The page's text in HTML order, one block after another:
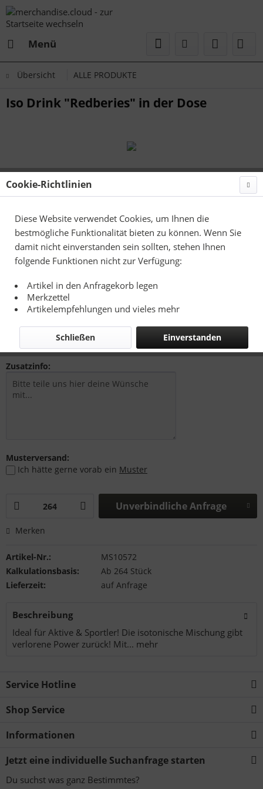
Menü
Übersicht ALLE PRODUKTE
Iso Drink "Redberies" in der Dose
1,09 € *
Richtpreise - Siehe Kalkulationsbasis
Zusatzinfo:
Musterversand:
Ich hätte gerne vorab ein Muster
Unverbindliche Anfrage
Merken
Artikel-Nr.:
MS10572
Kalkulationsbasis:
Ab 264 Stück
Lieferzeit:
auf Anfrage
Beschreibung
Ideal für Aktive & Sportler! Die isotonische Mischung gibt
verlorene Power zurück! Mit... mehr
Service Hotline
Shop Service
Informationen
Jetzt eine individuelle Suchanfrage starten
Du suchst was ganz Bestimmtes?
Cookie-Richtlinien
Diese Website verwendet Cookies, um Ihnen die
bestmögliche Funktionalität bieten zu können. Wenn Sie
damit nicht einverstanden sein sollten, stehen Ihnen
folgende Funktionen nicht zur Verfügung:
Artikel in den Anfragekorb legen
Merkzettel
Artikelempfehlungen und vieles mehr
Einverstanden
Schließen